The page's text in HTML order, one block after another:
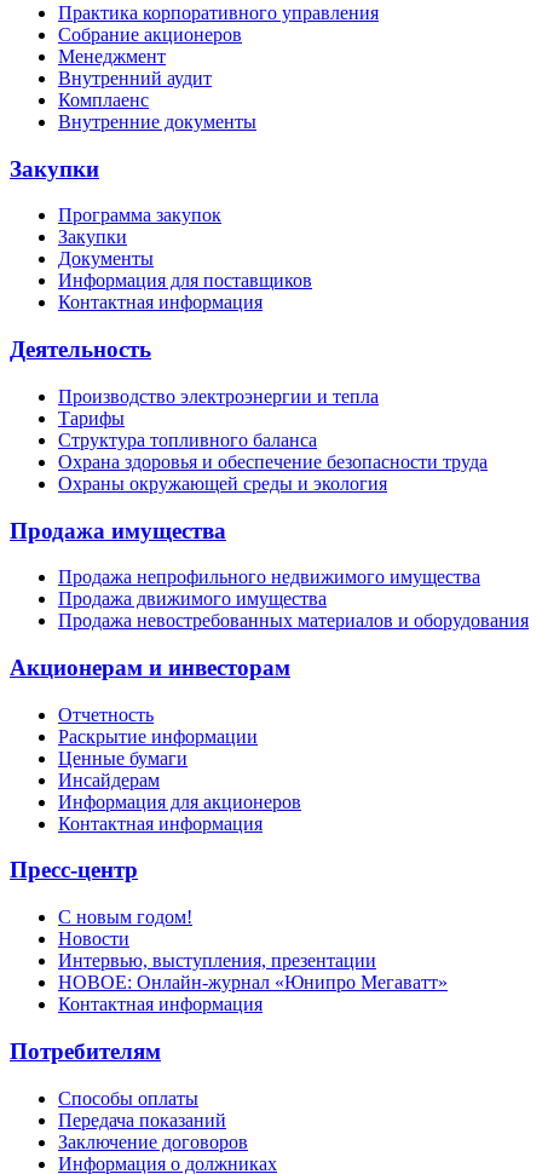
Практика корпоративного управления
Собрание акционеров
Менеджмент
Внутренний аудит
Комплаенс
Внутренние документы
Закупки
Программа закупок
Закупки
Документы
Информация для поставщиков
Контактная информация
Деятельность
Производство электроэнергии и тепла
Тарифы
Структура топливного баланса
Охрана здоровья и обеспечение безопасности труда
Охраны окружающей среды и экология
Продажа имущества
Продажа непрофильного недвижимого имущества
Продажа движимого имущества
Продажа невостребованных материалов и оборудования
Акционерам и инвесторам
Отчетность
Раскрытие информации
Ценные бумаги
Инсайдерам
Информация для акционеров
Контактная информация
Пресс-центр
С новым годом!
Новости
Интервью, выступления, презентации
НОВОЕ: Онлайн-журнал «Юнипро Мегаватт»
Контактная информация
Потребителям
Способы оплаты
Передача показаний
Заключение договоров
Информация о должниках